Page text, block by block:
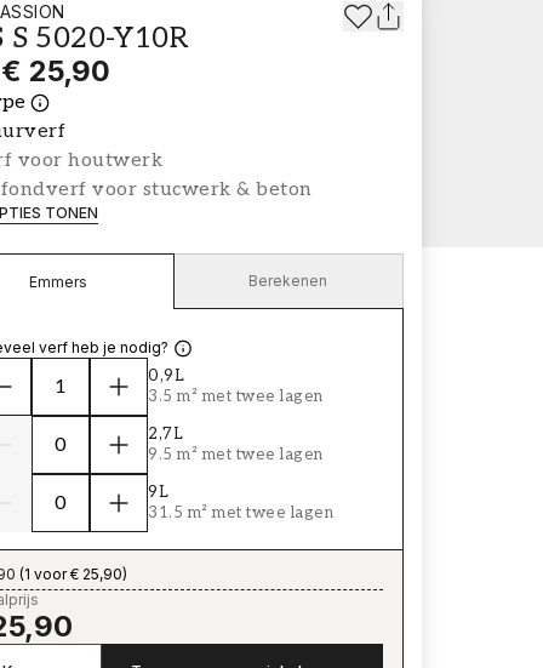
S 5020-Y10R
€ 25,90
voor houtwerk
voor stucwerk & beton
TONEN
Emmers Berekenen
verf heb je nodig?
0,9L
3.5 m² met twee lagen
2,7L
9.5 m² met twee lagen
9L
31.5 m² met twee lagen
(1 voor € 25,90)